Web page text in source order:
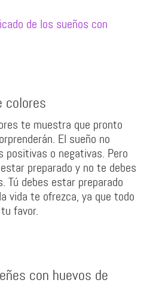
de los sueños con
colores
te muestra que pronto
El sueño no
positivas o negativas. Pero
preparado y no te debes
Tú debes estar preparado
vida te ofrezca, ya que todo
favor.
con huevos de